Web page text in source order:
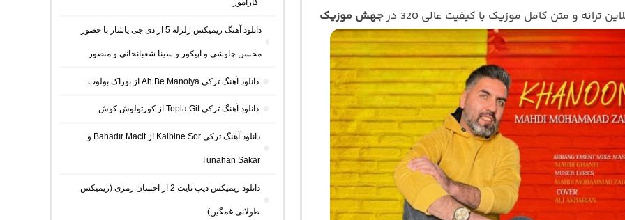
ترانه و متن کامل موزیک با کیفیت عالی 320 در
جهش موزیک
کاراموز
دانلود آهنگ ریمیکس زلزله 5 از دی جی یاشار با حضور
محسن چاوشی و اپیکور و سینا شعبانخانی و منصور
دانلود آهنگ ترکی Ah Be Manolya از بوراک بولوت
دانلود آهنگ ترکی Topla Git از کورتولوش کوش
دانلود آهنگ ترکی Kalbine Sor از Bahadır Macit و
Tunahan Sakar
دانلود ریمیکس دیپ نایت 2 از احسان رمزی (ریمیکس
طولانی غمگین)